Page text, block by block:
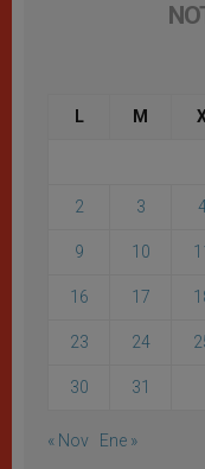
L M
2 3
9 10
16 17
23 24
30 31
« Nov Ene »